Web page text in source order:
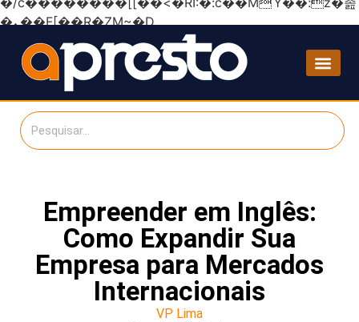
�ܢ��F[��R�ZM~�D
Empreender em Inglês:
Como Expandir Sua
Empresa para Mercados
Internacionais
VP Lima